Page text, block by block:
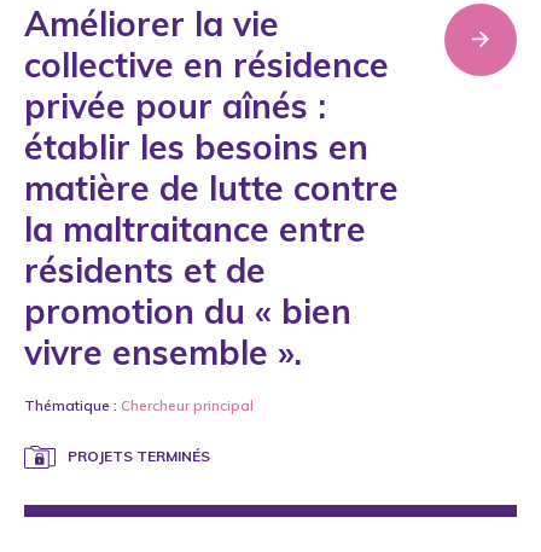
Améliorer la vie
collective en résidence
privée pour aînés :
établir les besoins en
matière de lutte contre
la maltraitance entre
résidents et de
promotion du « bien
vivre ensemble ».
Thématique : Chercheur principal
PROJETS TERMINÉS